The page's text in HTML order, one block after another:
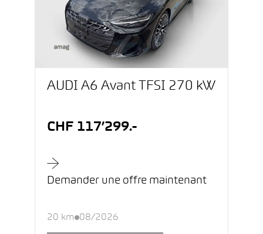
AUDI A6 Avant TFSI 270 kW
CHF 117’299.-
Demander une offre maintenant
20 km 08/2026